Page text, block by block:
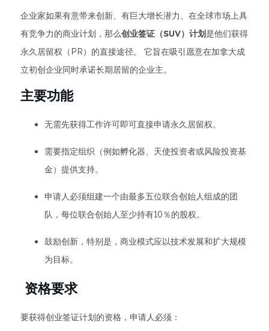
企业家如果有意带来创新、有巨大增长潜力、在全球市场上具
有竞争力的商业计划，那么创业签证（SUV）计划是他们获得
永久居留权（PR）的直接途径。 它旨在吸引愿意在加拿大成
立初创企业同时承诺长期居留的企业主。
主要功能
无需先获得工作许可即可直接申请永久居留权。
需要指定组织（例如孵化器、天使投资者或风险投资基
金）提供支持。
申请人必须组建一个由最多五位联合创始人组成的团
队，每位联合创始人至少持有10％的股权。
鼓励创新，特别是，商业模式应以技术发展和扩大规模
为目标。
资格要求
要获得创业签证计划的资格，申请人必须：